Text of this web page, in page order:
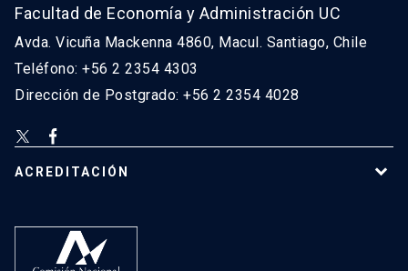
Facultad de Economía y Administración UC
Avda. Vicuña Mackenna 4860, Macul. Santiago, Chile
Teléfono: +56 2 2354 4303
Dirección de Postgrado: +56 2 2354 4028
ACREDITACIÓN